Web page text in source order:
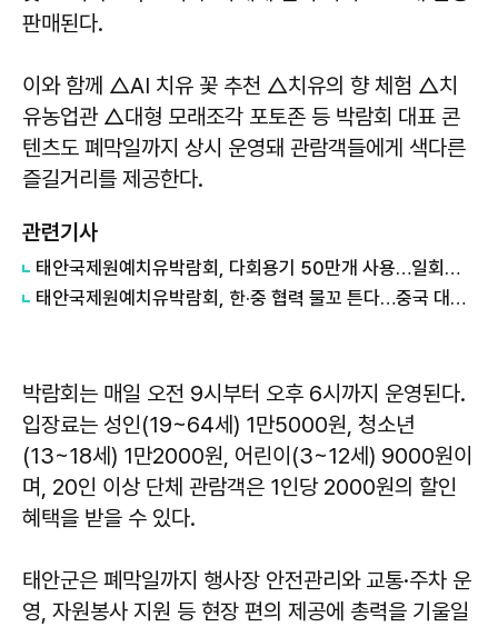
판매된다.
이와 함께 △AI 치유 꽃 추천 △치유의 향 체험 △치
유농업관 △대형 모래조각 포토존 등 박람회 대표 콘
텐츠도 폐막일까지 상시 운영돼 관람객들에게 색다른
즐길거리를 제공한다.
관련기사
태안국제원예치유박람회, 다회용기 50만개 사용…일회용 폐기물 12톤 줄였다
태안국제원예치유박람회, 한·중 협력 물꼬 튼다…중국 대표단 80여명 집결
박람회는 매일 오전 9시부터 오후 6시까지 운영된다.
입장료는 성인(19~64세) 1만5000원, 청소년
(13~18세) 1만2000원, 어린이(3~12세) 9000원이
며, 20인 이상 단체 관람객은 1인당 2000원의 할인
혜택을 받을 수 있다.
태안군은 폐막일까지 행사장 안전관리와 교통·주차 운
영, 자원봉사 지원 등 현장 편의 제공에 총력을 기울일